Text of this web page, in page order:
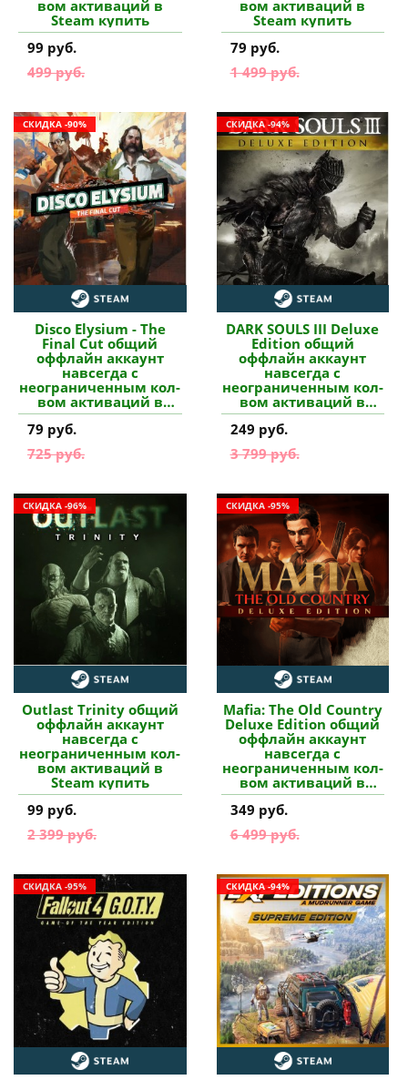
вом активаций в
Steam купить
99 руб.
499 руб.
вом активаций в
Steam купить
79 руб.
1 499 руб.
СКИДКА -90%
Disco Elysium - The
Final Cut общий
оффлайн аккаунт
навсегда с
неограниченным кол-
вом активаций в
Steam купить
79 руб.
725 руб.
СКИДКА -94%
DARK SOULS III Deluxe
Edition общий
оффлайн аккаунт
навсегда с
неограниченным кол-
вом активаций в
Steam купить
249 руб.
3 799 руб.
СКИДКА -96%
Outlast Trinity общий
оффлайн аккаунт
навсегда с
неограниченным кол-
вом активаций в
Steam купить
99 руб.
2 399 руб.
СКИДКА -95%
Mafia: The Old Country
Deluxe Edition общий
оффлайн аккаунт
навсегда с
неограниченным кол-
вом активаций в
Steam купить
349 руб.
6 499 руб.
СКИДКА -95% СКИДКА -94%